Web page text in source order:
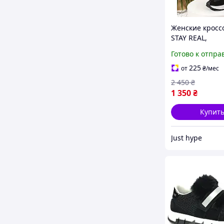
Женские
STAY REAL,
кеды ЧЕРНОГО
размер 38,
Готово к
от225₴/мес
1 350₴
2 450 ₴
Just hype